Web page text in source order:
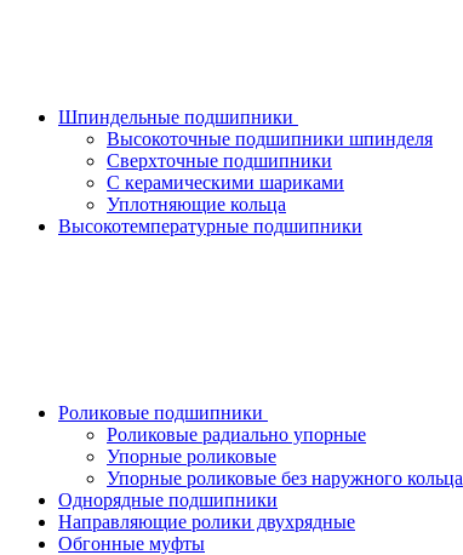
Шпиндельные подшипники
Высокоточные подшипники шпинделя
Сверхточные подшипники
С керамическими шариками
Уплотняющие кольца
Высокотемпературные подшипники
Роликовые подшипники
Роликовые радиально упорные
Упорные роликовые
Упорные роликовые без наружного кольца
Однорядные подшипники
Направляющие ролики двухрядные
Обгонные муфты